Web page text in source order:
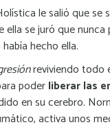
le salió que se
ella se juró que
hecho ella.
reviviendo todo
poderliberar las
en su cerebro.
activa unos